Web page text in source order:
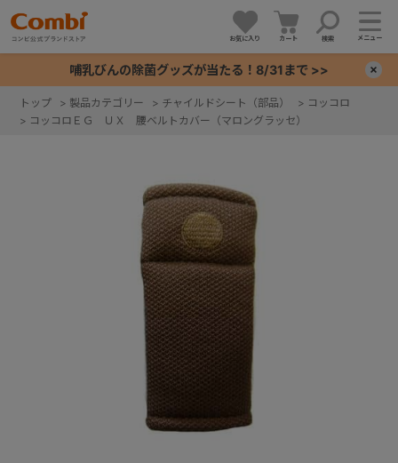
お気に入り カート 検索 メニュー
哺乳びんの除菌グッズが当たる！8/31まで >>
トップ > 製品カテゴリー > チャイルドシート（部品） > コッコロ
> コッコロＥＧ ＵＸ 腰ベルトカバー（マロングラッセ）